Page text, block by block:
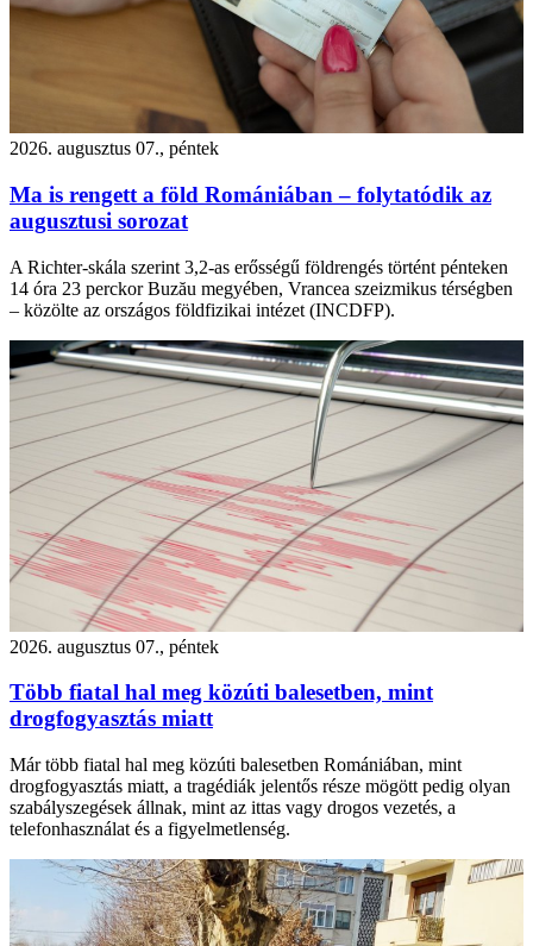
2026. augusztus 07., péntek
Ma is rengett a föld Romániában – folytatódik az
augusztusi sorozat
A Richter-skála szerint 3,2-as erősségű földrengés történt pénteken
14 óra 23 perckor Buzău megyében, Vrancea szeizmikus térségben
– közölte az országos földfizikai intézet (INCDFP).
2026. augusztus 07., péntek
Több fiatal hal meg közúti balesetben, mint
drogfogyasztás miatt
Már több fiatal hal meg közúti balesetben Romániában, mint
drogfogyasztás miatt, a tragédiák jelentős része mögött pedig olyan
szabályszegések állnak, mint az ittas vagy drogos vezetés, a
telefonhasználat és a figyelmetlenség.